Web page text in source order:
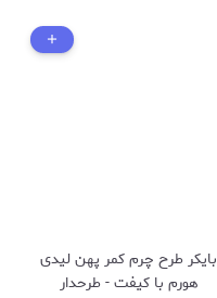
بایکر طرح چرم کمر پهن لیدی
هورم با کیفت - طرحدار